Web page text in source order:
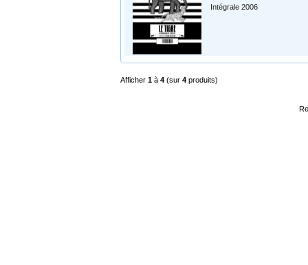
Intégrale 2006
Afficher 1 à 4 (sur 4 produits)